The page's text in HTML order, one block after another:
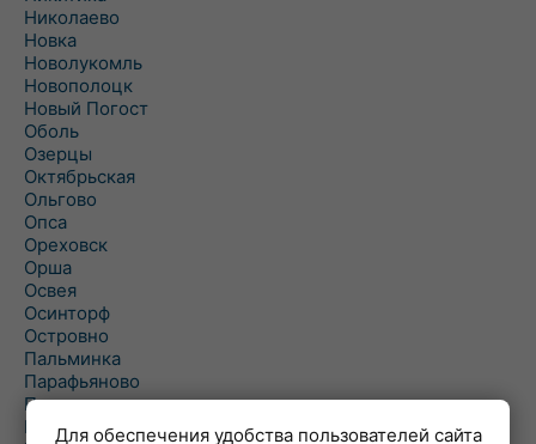
Николаево
Новка
Новолукомль
Новополоцк
Новый Погост
Оболь
Озерцы
Октябрьская
Ольгово
Опса
Ореховск
Орша
Освея
Осинторф
Островно
Пальминка
Парафьяново
Плисса
ПовятьеДля обеспечения удобства пользователей сайта